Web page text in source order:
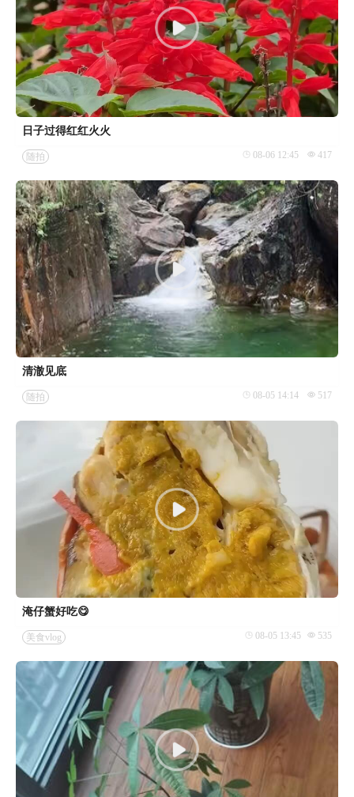
日子过得红红火火
随拍 08-06 12:45 417
清澈见底
随拍 08-05 14:14 517
淹仔蟹好吃😋
美食vlog 08-05 13:45 535